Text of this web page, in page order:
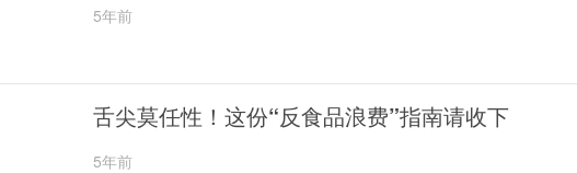
5年前
舌尖莫任性！这份“反食品浪费”指南请收下
5年前